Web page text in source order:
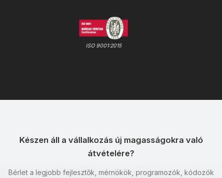
ISO 9001:2015
Készen áll a vállalkozás új magasságokra való
átvételére?
Bérlet a legjobb fejlesztők, mérnökök, programozók, kódozók